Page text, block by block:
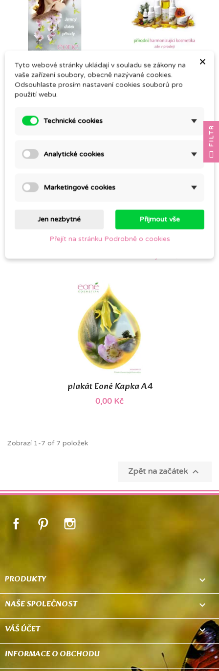
plakát Eoné květy A4
0,00 Kč
plakát Eoné s výrobky
A4
0,00 Kč
KABELKA EONÉ
9,00 Kč
KATALOG EONÉ PRO
ŽENY V OBDOBÍ
TĚHOTENSTVÍ
plakát Eoné Kapka A4
0,00 Kč
Zobrazí 1-7 of 7 položek
Zpět na začátek 
FacebookPinterest
PRODUKTY 
NAŠE SPOLEČNOST 
VÁŠ ÚČET 
INFORMACE O OBCHODU keyboard_arrow_down
×
Tyto webové stránky ukládají v souladu se zákony na
vaše zařízení soubory, obecně nazývané cookies.
Odsouhlaste prosím nastavení cookies souborů pro
použití webu.
Technické cookies
Analytické cookies
Marketingové cookies
Jen nezbytné Přijmout vše
Přejít na stránku Podrobně o cookies
FILTR